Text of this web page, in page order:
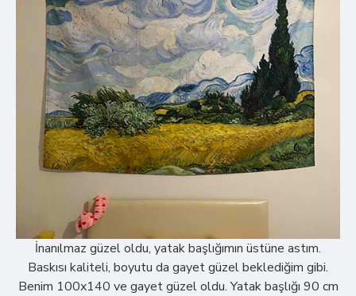
İnanılmaz güzel oldu, yatak başlığımın üstüne astım.
Baskısı kaliteli, boyutu da gayet güzel beklediğim gibi.
Benim 100x140 ve gayet güzel oldu. Yatak başlığı 90 cm